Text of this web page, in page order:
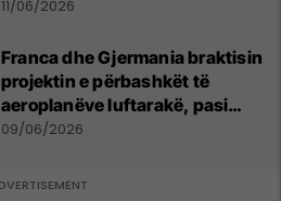
11/06/2026
Franca dhe Gjermania braktisin
projektin e përbashkët të
aeroplanëve luftarakë, pasi
kompanitë nuk arrijnë
09/06/2026